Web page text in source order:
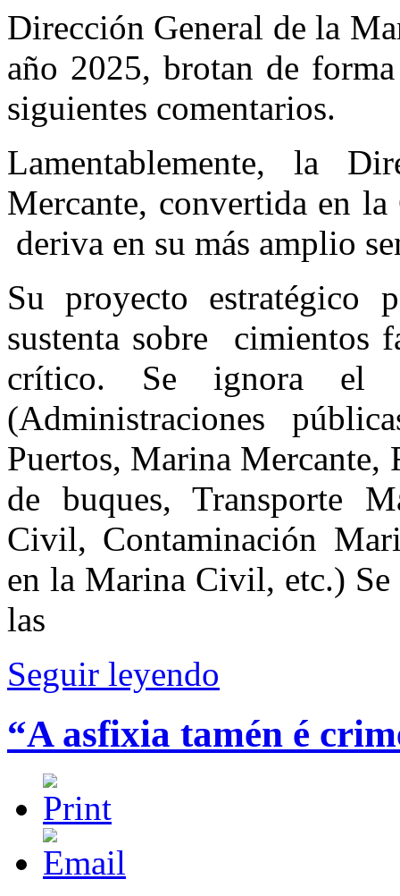
Dirección General de la
año 2025, brotan de
siguientes comentarios.
Lamentablemente, la
Mercante, convertida en
deriva en su más amplio
Su proyecto
sustenta sobre cimientos
crítico. Se ignora el
(Administraciones
Puertos, Marina Mercante,
de buques, Transporte
Civil, Contaminación
en la Marina Civil, etc.)
las
Seguir leyendo
“A asfixia tamén é